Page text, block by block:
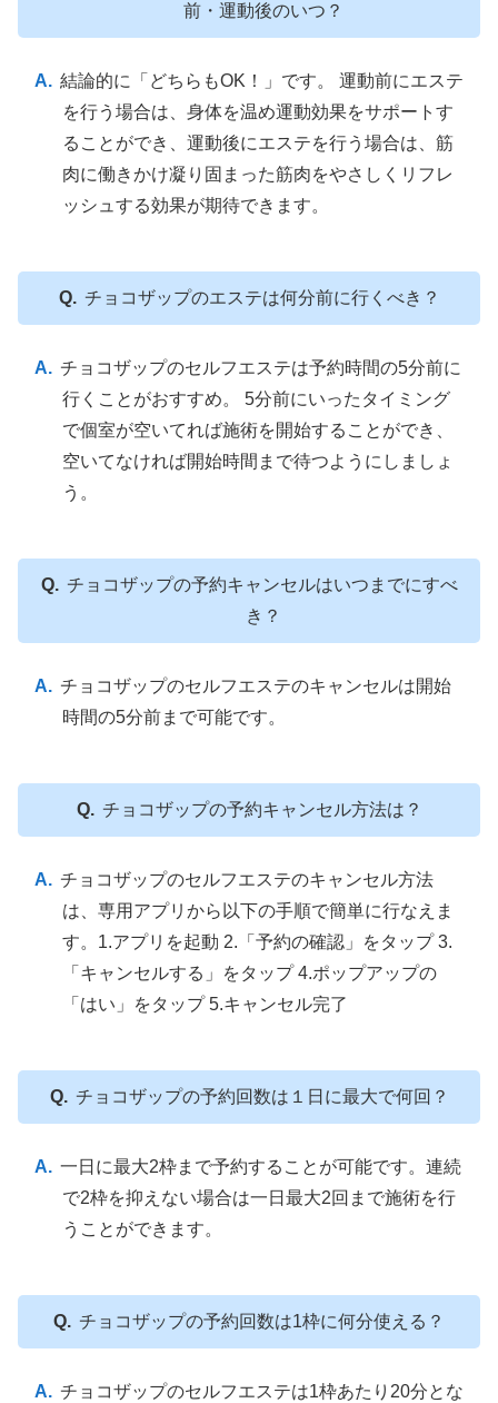
前・運動後のいつ？
結論的に「どちらもOK！」です。 運動前にエステ
を行う場合は、身体を温め運動効果をサポートす
ることができ、運動後にエステを行う場合は、筋
肉に働きかけ凝り固まった筋肉をやさしくリフレ
ッシュする効果が期待できます。
チョコザップのエステは何分前に行くべき？
チョコザップのセルフエステは予約時間の5分前に
行くことがおすすめ。 5分前にいったタイミング
で個室が空いてれば施術を開始することができ、
空いてなければ開始時間まで待つようにしましょ
う。
チョコザップの予約キャンセルはいつまでにすべ
き？
チョコザップのセルフエステのキャンセルは開始
時間の5分前まで可能です。
チョコザップの予約キャンセル方法は？
チョコザップのセルフエステのキャンセル方法
は、専用アプリから以下の手順で簡単に行なえま
す。1.アプリを起動 2.「予約の確認」をタップ 3.
「キャンセルする」をタップ 4.ポップアップの
「はい」をタップ 5.キャンセル完了
チョコザップの予約回数は１日に最大で何回？
一日に最大2枠まで予約することが可能です。連続
で2枠を抑えない場合は一日最大2回まで施術を行
うことができます。
チョコザップの予約回数は1枠に何分使える？
チョコザップのセルフエステは1枠あたり20分とな